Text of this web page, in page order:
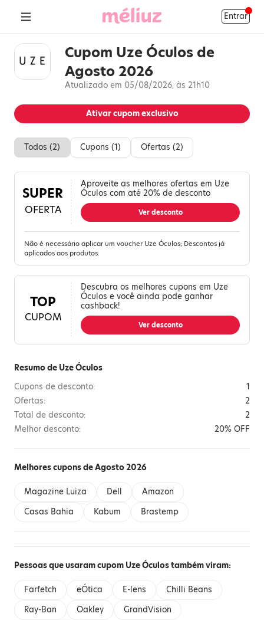
Entrar
Cupom Uze Óculos de
Agosto 2026
Atualizado em 05/08/2026, às 21h10
Ativar cupom exclusivo
Todos (2) Cupons (1) Ofertas (2)
SUPER
OFERTA
Aproveite as melhores ofertas em Uze
Óculos com até 20% de desconto
Ver desconto
Não é necessário aplicar um voucher Uze Óculos; Descontos já
aplicados aos produtos.
TOP
CUPOM
Descubra os melhores cupons em Uze
Óculos e você ainda pode ganhar
cashback!
Ver desconto
Resumo de Uze Óculos
Cupons de desconto:
1
Ofertas:
2
Total de desconto:
2
Melhor desconto:
20% OFF
Melhores cupons de Agosto 2026
Magazine Luiza Dell
Amazon
Casas Bahia
Kabum Brastemp
Pessoas que usaram cupom Uze Óculos também viram:
Farfetch eÓtica E-lens
Chilli Beans
Ray-Ban
Oakley
GrandVision